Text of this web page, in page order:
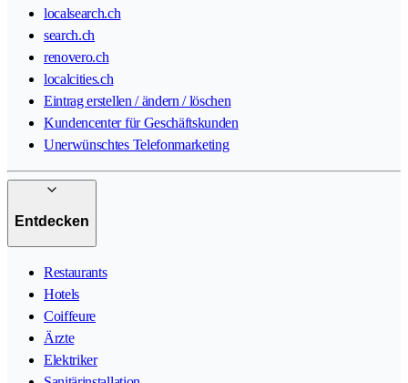
localsearch.ch
search.ch
renovero.ch
localcities.ch
Eintrag erstellen / ändern / löschen
Kundencenter für Geschäftskunden
Unerwünschtes Telefonmarketing
Entdecken
Restaurants
Hotels
Coiffeure
Ärzte
Elektriker